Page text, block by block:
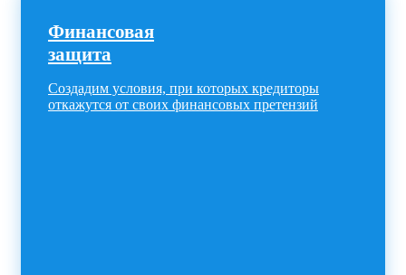
Финансовая
защита
Создадим условия, при которых кредиторы
откажутся от своих финансовых претензий